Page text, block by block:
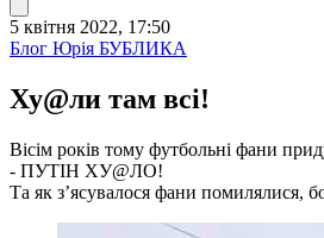
5 квітня 2022, 17:50
Блог Юрія БУБЛИКА
Ху@ли там всі!
Вісім років тому футбольні фани
- ПУТІН ХУ@ЛО!
Та як з’ясувалося фани